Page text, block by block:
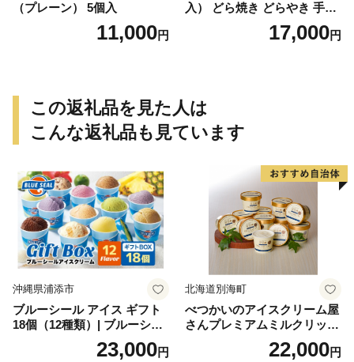
（プレーン） 5個入
11,000円
入） どら焼き どらやき 手土
産 お土産 土産 丹波大納言小
豆 抹茶 林檎 りんご 慶事 お
17,000円
この返礼品を見た人は
こんな返礼品も見ています
沖縄県浦添市
ブルーシール アイス ギフト
18個（12種類）| ブルーシー
ルアイス ブルーシールアイ
スクリーム 着日指定可能 送
23,000円
北海道別海町
べつかいのアイスクリーム屋
さんプレミアムミルクリッチ
12個（AP-01）（ 北海道アイ
ス 北海道産アイス アイス ア
22,000円